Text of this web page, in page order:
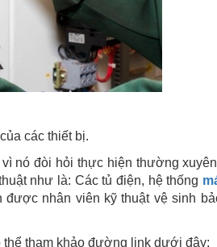
các thiết bị.
nó đòi hỏi thực hiện thường
như là: Các tủ điện, hệ thống
nhân viên kỹ thuật vệ sinh
thể tham khảo đường link dưới đây: